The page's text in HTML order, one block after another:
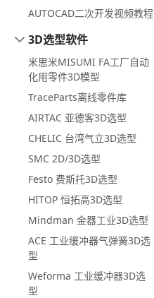
AUTOCAD二次开发视频教程
3D选型软件
米思米MISUMI FA工厂自动
化用零件3D模型
TraceParts离线零件库
AIRTAC 亚德客3D选型
CHELIC 台湾气立3D选型
SMC 2D/3D选型
Festo 费斯托3D选型
HITOP 恒拓高3D选型
Mindman 金器工业3D选型
ACE 工业缓冲器气弹簧3D选
型
Weforma 工业缓冲器3D选
型